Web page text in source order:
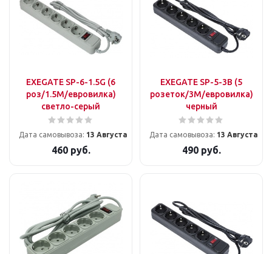
EXEGATE SP-6-1.5G (6
роз/1.5M/евровилка)
светло-серый
Дата самовывоза: 13 Августа
460руб.
EXEGATE SP-5-3B (5
розеток/3M/евровилка)
черный
Дата самовывоза: 13 Августа
490руб.